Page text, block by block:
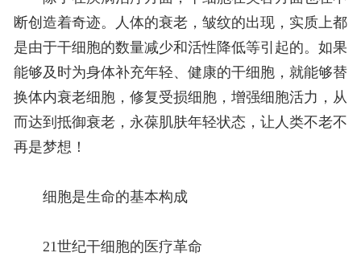
断创造着奇迹。人体的衰老，皱纹的出现，实质上都
是由于干细胞的数量减少和活性降低等引起的。如果
能够及时为身体补充年轻、健康的干细胞，就能够替
换体内衰老细胞，修复受损细胞，增强细胞活力，从
而达到抵御衰老，永葆肌肤年轻状态，让人类不老不
再是梦想！
细胞是生命的基本构成
21世纪干细胞的医疗革命